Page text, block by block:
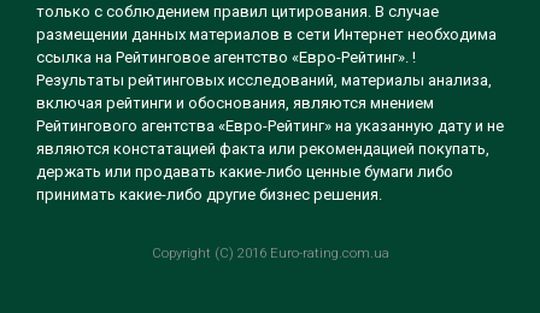
только с соблюдением правил цитирования. В случае
размещении данных материалов в сети Интернет необходима
ссылка на Рейтинговое агентство «Евро-Рейтинг». !
Результаты рейтинговых исследований, материалы анализа,
включая рейтинги и обоснования, являются мнением
Рейтингового агентства «Евро-Рейтинг» на указанную дату и не
являются констатацией факта или рекомендацией покупать,
держать или продавать какие-либо ценные бумаги либо
принимать какие-либо другие бизнес решения.
Copyright (C) 2016 Euro-rating.com.ua